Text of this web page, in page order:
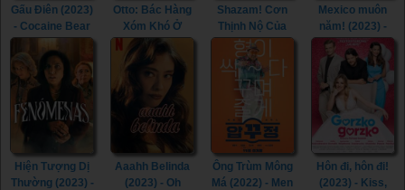
Gấu Điên (2023)
- Cocaine Bear
(2023)
Otto: Bác Hàng
Xóm Khó Ở
(2022) - A Man
Called Otto
(2022)
Shazam! Cơn
Thịnh Nộ Của
Các Vị Thần
(2023) -
Shazam! Fury of
the Gods (2023)
Mexico muôn
năm! (2023) -
¡Que Viva
México! (2023)
Hiện Tượng Dị
Thường (2023) -
Aaahh Belinda
(2023) - Oh
Ông Trùm Mông
Má (2022) - Men
Hôn đi, hôn đi!
(2023) - Kiss,